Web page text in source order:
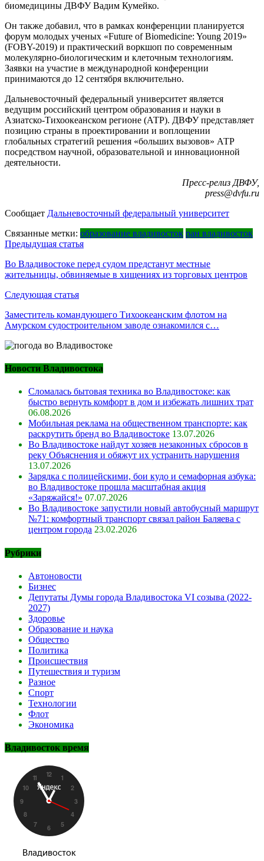
биомедицины ДВФУ Вадим Кумейко.
Он также добавил, что в рамках конференции планируется
форум молодых ученых «Future of Biomedicine: Young 2019»
(FOBY-2019) и практический воркшоп по современным
молекулярно-биологическим и клеточным технологиям.
Заявки на участие в международной конференции
принимаются до 12 сентября включительно.
Дальневосточный федеральный университет является
ведущим российский центром образования и науки в
Азиатско-Тихоокеанском регионе (АТР). ДВФУ представляет
позицию страны в проектировании и воплощении
глобальных стратегий решения «больших вызовов» АТР
посредством научной, образовательной и инновационной
деятельности.
Пресс-релиз ДВФУ,
press@dvfu.ru
Сообщает Дальневосточный федеральный университет
Связанные метки: образование владивосток ран владивосток
Навигация
по
записям
Предыдущая статья
Во Владивостоке перед судом предстанут местные
жительницы, обвиняемые в хищениях из торговых центров
Следующая статья
Заместитель командующего Тихоокеанским флотом на
Амурском судостроительном заводе ознакомился с…
Новости Владивостока
Сломалась бытовая техника во Владивостоке: как
быстро вернуть комфорт в дом и избежать лишних трат
06.08.2026
Мобильная реклама на общественном транспорте: как
раскрутить бренд во Владивостоке 13.07.2026
Во Владивостоке найдут хозяев незаконных сбросов в
реку Объяснения и обяжут их устранить нарушения
13.07.2026
Зарядка с полицейскими, бои кудо и семафорная азбука:
во Владивостоке прошла масштабная акция
«Заряжайся!» 07.07.2026
Во Владивостоке запустили новый автобусный маршрут
№71: комфортный транспорт связал район Баляева с
центром города 23.02.2026
Рубрики
Автоновости
Бизнес
Депутаты Думы города Владивостока VI созыва (2022-
2027)
Здоровье
Образование и наука
Общество
Политика
Происшествия
Путешествия и туризм
Разное
Спорт
Технологии
Флот
Экономика
Владивосток время